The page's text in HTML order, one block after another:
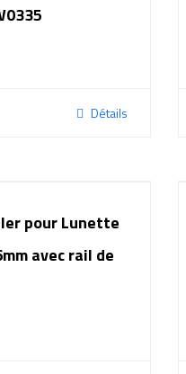
Détails
pour Lunette
avec rail de